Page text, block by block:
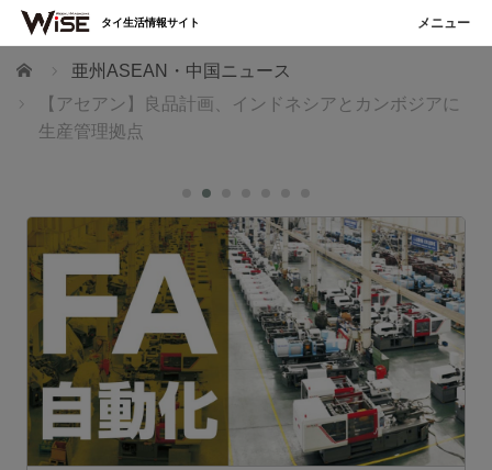
ホーム
亜州ASEAN・中国ニュース
【アセアン】良品計画、インドネシアとカンボジアに
生産管理拠点
タイ生活情報サイト